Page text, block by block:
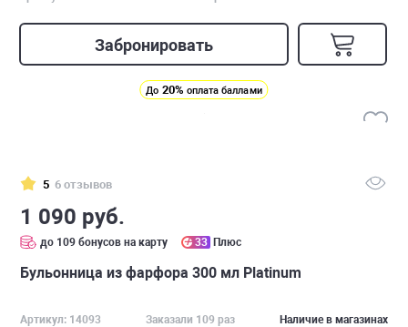
Забронировать
До 20% оплата баллами
5 6 отзывов
1 090 руб.
до 109 бонусов на карту 33 Плюс
Бульонница из фарфора 300 мл Platinum
Артикул: 14093 Заказали 109 раз Наличие в магазинах